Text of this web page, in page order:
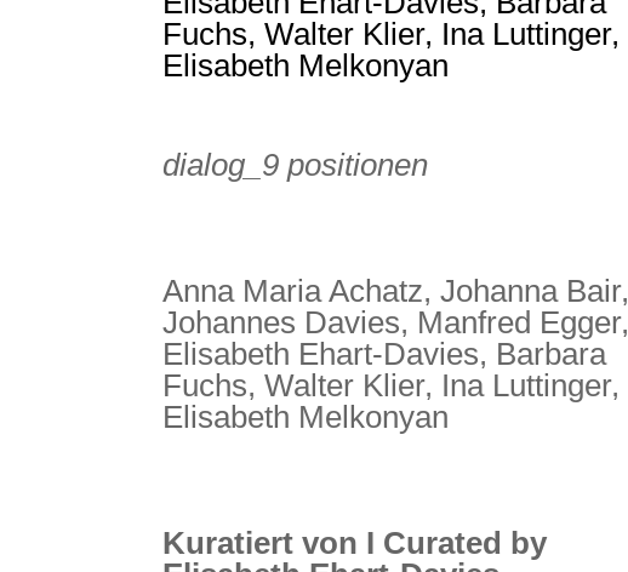
Fuchs, Walter Klier, Ina Luttinger,
Elisabeth Melkonyan
dialog_9 positionen
Anna Maria Achatz, Johanna Bair,
Johannes Davies, Manfred Egger,
Elisabeth Ehart-Davies, Barbara
Fuchs, Walter Klier, Ina Luttinger,
Elisabeth Melkonyan
Kuratiert von I Curated by